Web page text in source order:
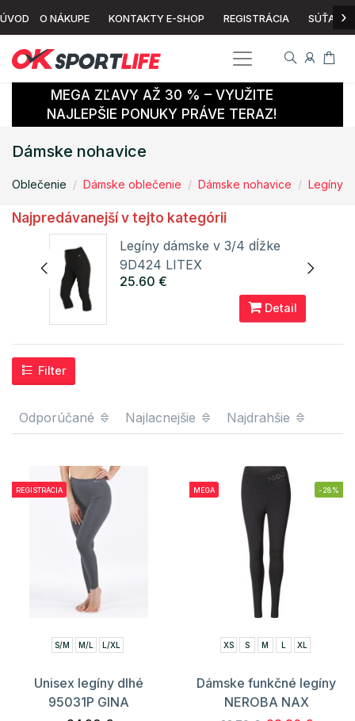
ÚVOD O NÁKUPE KONTAKTY E-SHOP REGISTRÁCIA SÚŤAŽ ›
MEGA ZĽAVY AŽ 30 % – VYUŽITE
NAJLEPŠIE PONUKY PRÁVE TERAZ!
Dámske nohavice
Oblečenie Dámske oblečenie Dámske nohavice Legíny
Najpredávanejší v tejto kategórii
Legíny dámske v 3/4 dĺžke
9D424 LITEX
25.60 €
Detail
Filter
Odporúčané Najlacnejšie Najdrahšie
REGISTRÁCIA
S/M M/L L/XL
Unisex legíny dlhé
95031P GINA
MEGA -28%
XS S M L XL
Dámske funkčné legíny
NEROBA NAX